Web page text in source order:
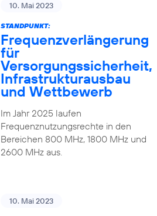
10. Mai 2023
STANDPUNKT:
Frequenzverlängerung
für
Versorgungssicherheit,
Infrastrukturausbau
und Wettbewerb
Im Jahr 2025 laufen
Frequenznutzungsrechte in den
Bereichen 800 MHz, 1800 MHz und
2600 MHz aus.
10. Mai 2023